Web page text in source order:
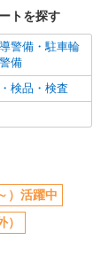
トを探す
警備・駐車輪
備
検品・検査
）活躍中